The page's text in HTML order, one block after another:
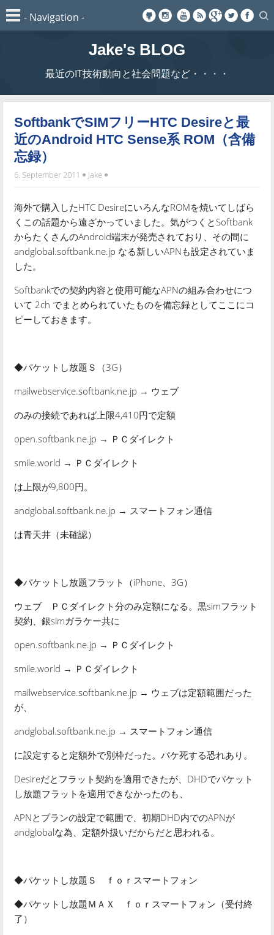
Jake's BLOG
最近のIT技術動向と社会問題など・・・・
SoftbankでSIMフリーHTC Desireと最
近のAndroid HTC Sense系 ROM（含備
忘録）
6. September 2011 Jake
海外で購入したHTC DesireにいろんなROMを焼いてしばら
くこの話題から遠ざかっていました。気がつくとSoftbank
からたくさんのAndroid端末が発売されており、その間に
andglobal.softbank.ne.jp なる新しいAPNも設定されていま
した。
Softbankでの契約内容と使用可能なAPNの組み合わせにつ
いて 2ch でまとめられていたものを備忘録としてここにコ
ピーしておきます。
◆パケットし放題Ｓ（3G）
mailwebservice.softbank.ne.jp → ウェブ
のみの接続であれば上限4,410円で定額
open.softbank.ne.jp → ＰＣダイレクト
smile.world → ＰＣダイレクト
は上限が9,800円。
andglobal.softbank.ne.jp → スマートフォン通信
は青天井（未確認）
◆パケットし放題フラット（iPhone、3G）
ウェブ ＰＣダイレクト分のみ定額になる。黒simフラット
契約、銀simガラケー共に
open.softbank.ne.jp → ＰＣダイレクト
smile.world → ＰＣダイレクト
mailwebservice.softbank.ne.jp → ウェブは定額範囲だった
が、
andglobal.softbank.ne.jp → スマートフォン通信
に設定すると定額外で別枠だった。パケ死する恐れあり。
Desireだとフラット契約を適用できたが、DHDでパケット
し放題フラットを適用できなかったのも、
APNとプランの設定で範囲で、初期DHD内でのAPNが
andglobalな為、定額外扱いだからだと思われる。
◆パケットし放題Ｓ ｆｏｒスマートフォン
◆パケットし放題ＭＡＸ ｆｏｒスマートフォン（受付終
了）